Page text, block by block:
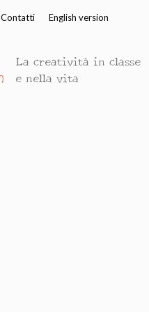
Contatti English version
La creatività in classe
e nella vita